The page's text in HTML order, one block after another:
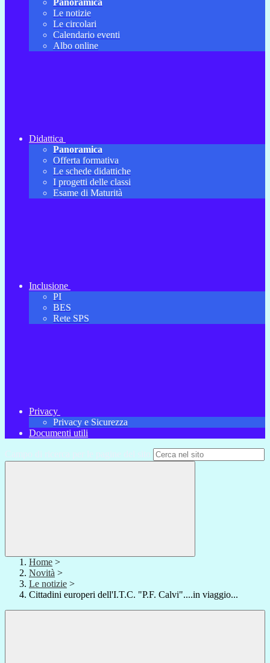
Panoramica
Le notizie
Le circolari
Calendario eventi
Albo online
Didattica
Panoramica
Offerta formativa
Le schede didattiche
I progetti delle classi
Esame di Maturità
Inclusione
PI
BES
Rete SPS
Privacy
Privacy e Sicurezza
Documenti utili
Campo di ricerca per le pagine del sito
Home >
Novità >
Le notizie >
Cittadini europeri dell'I.T.C. "P.F. Calvi"....in viaggio...